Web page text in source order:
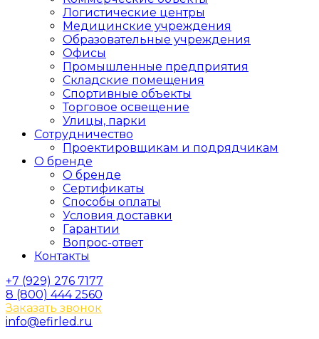
Логистические центры
Медицинские учреждения
Образовательные учреждения
Офисы
Промышленные предприятия
Складские помещения
Спортивные объекты
Торговое освещение
Улицы, парки
Сотрудничество
Проектировщикам и подрядчикам
О бренде
О бренде
Сертификаты
Способы оплаты
Условия доставки
Гарантии
Вопрос-ответ
Контакты
+7 (929) 276 7177
8 (800) 444 2560
Заказать звонок
info@efirled.ru